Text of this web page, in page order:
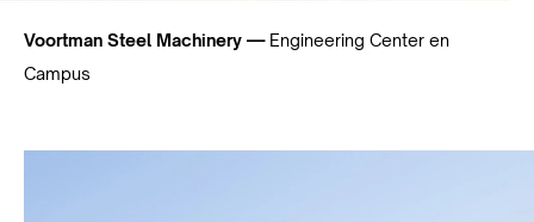
Voortman Steel Machinery —Engineering Center en
Campus